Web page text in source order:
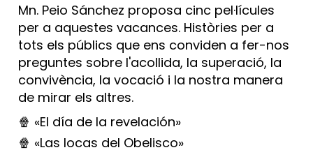
Mn. Peio Sánchez proposa cinc pel·lícules
per a aquestes vacances. Històries per a
tots els públics que ens conviden a fer-nos
preguntes sobre l'acollida, la superació, la
convivència, la vocació i la nostra manera
de mirar els altres.
🍿 «El día de la revelación»
🍿 «Las locas del Obelisco»